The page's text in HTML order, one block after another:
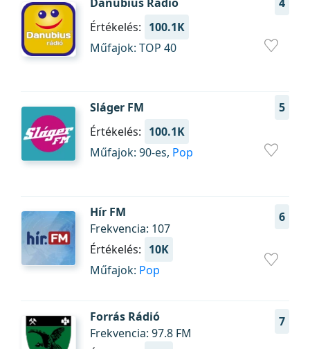
Értékelés: 100.1K
Műfajok: TOP 40
Sláger FM
5
Értékelés: 100.1K
Műfajok: 90-es, Pop
Hír FM 6
Frekvencia: 107
Értékelés: 10K
Műfajok: Pop
Forrás Rádió 7
Frekvencia: 97.8 FM